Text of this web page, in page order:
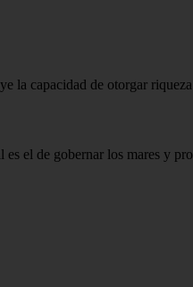
la capacidad de otorgar
el de gobernar los mares y